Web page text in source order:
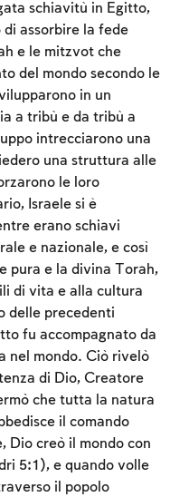
schiavitù in Egitto,
di assorbire la fede
e le mitzvot che
del mondo secondo le
in un
a tribù e da tribù a
intrecciarono una
una struttura alle
le loro
Israele si è
erano schiavi
e nazionale, e così
pura e la divina Torah,
di vita e alla cultura
delle precedenti
fu accompagnato da
nel mondo. Ciò rivelò
di Dio, Creatore
che tutta la natura
il comando
Dio creò il mondo con
5:1), e quando volle
il popolo
you'll need
in.